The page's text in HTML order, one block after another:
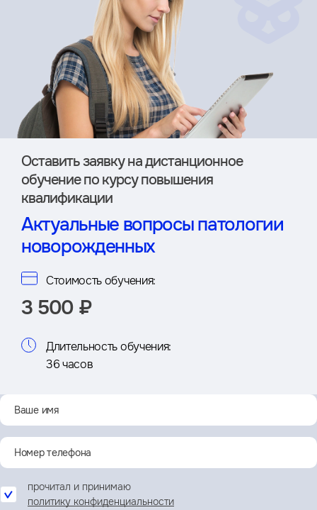
Оставить заявку на дистан­ционное
обучение по курсу повышения
квалификации
Актуальные вопросы патологии
новорожденных
Стоимость обучения:
3 500 ₽
Длительность обучения:
36 часов
прочитал и принимаю
политику конфиденциальности